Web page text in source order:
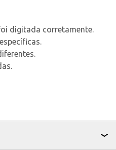
digitada corretamente.